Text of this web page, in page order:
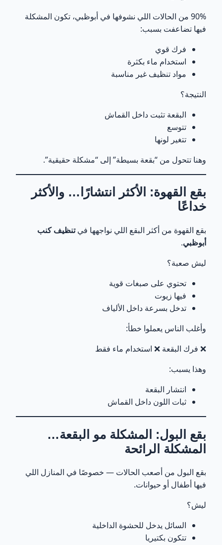
90% من الحالات اللي نشوفها في أبوظبي، تكون المشكلة
فيها تضاعفت بسبب:
فرك قوي
استخدام ماء بكثرة
مواد تنظيف غير مناسبة
النتيجة؟
البقعة تثبت داخل القماش
تتوسع
تتغير لونها
وهنا تتحول من “بقعة بسيطة” إلى “مشكلة حقيقية”.
بقع القهوة: الأكثر انتشارًا… والأكثر
خداعًا
بقع القهوة من أكثر البقع اللي نواجهها فيتنظيف كنب
أبوظبي.
ليش صعبة؟
تحتوي على صبغات قوية
فيها زيوت
تدخل بسرعة داخل الألياف
وأغلب الناس يعملوا خطأ:
❌ فرك البقعة ❌ استخدام ماء فقط
وهذا يسبب:
انتشار البقعة
ثبات اللون داخل القماش
بقع البول: المشكلة مو البقعة…
المشكلة الرائحة
بقع البول من أصعب الحالات — خصوصًا في المنازل اللي
فيها أطفال أو حيوانات.
ليش؟
السائل يدخل للحشوة الداخلية
تتكون بكتيريا